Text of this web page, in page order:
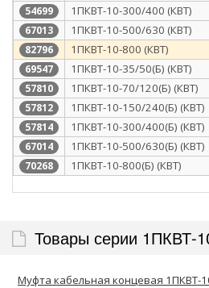
54699 1ПКВТ-10-300/400 (КВТ)
67013 1ПКВТ-10-500/630 (КВТ)
82796 1ПКВТ-10-800 (КВТ)
69547 1ПКВТ-10-35/50(Б) (КВТ)
57810 1ПКВТ-10-70/120(Б) (КВТ)
57812 1ПКВТ-10-150/240(Б) (КВТ)
57814 1ПКВТ-10-300/400(Б) (КВТ)
67014 1ПКВТ-10-500/630(Б) (КВТ)
70268 1ПКВТ-10-800(Б) (КВТ)
Товары серии 1ПКВТ-
Муфта кабельная концевая 1ПКВТ-